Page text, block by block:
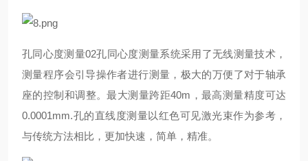
孔同心度测量02孔同心度测量系统采用了无线测量技术，
测量程序会引导操作者进行测量，极大的万便了对于轴承
座的控制和调整。最大测量跨距40m，最高测量精度可达
0.0001mm.孔的直线度测量以红色可见激光束作为参考，
与传统方法相比，更加快速，简单，精准。